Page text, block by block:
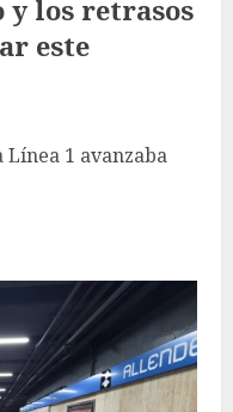
y los retrasos
este
Línea 1 avanzaba